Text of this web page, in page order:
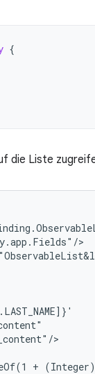
{
die Liste
>
+